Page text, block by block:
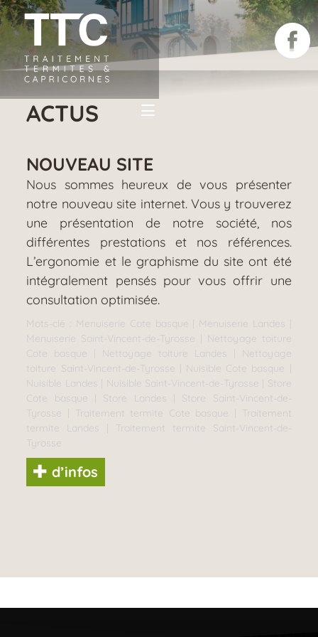
Aller
au
contenu
principal
ACTUS
NOUVEAU SITE
Nous sommes heureux de vous présenter
notre nouveau site internet. Vous y trouverez
une présentation de notre société, nos
différentes prestations et nos références.
L’ergonomie et le graphisme du site ont été
intégralement pensés pour vous offrir une
consultation optimisée.
Mots-clé : Menuiserie Cote basque | Menuiserie Landes
|
Menuiserie Saint-Vincent-de-Tyrosse | Nettoyage toiture
Cote basque | Nettoyage toiture Landes |
Nettoyage
toiture Saint-Vincent-de-Tyrosse | Nuisible Cote basque |
Nuisible Landes
| Nuisible Saint-Vincent-de-Tyrosse | Store
Cote basque | Store Landes | Store Saint-Vincent-de-
Tyrosse | Traitement termite Cote basque |
Traitement
termite Landes
|
Traitement termite Saint-Vincent-de-
Tyrosse
d’infos